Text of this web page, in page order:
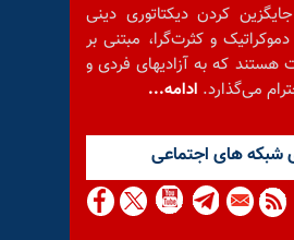
کردن دیکتاتوری دینی
و کثرت‌گرا، مبتنی بر
هستند که به آزادیهای فردی و
می‌گذارد. ادامه...
شبكه هاى اجتماعى